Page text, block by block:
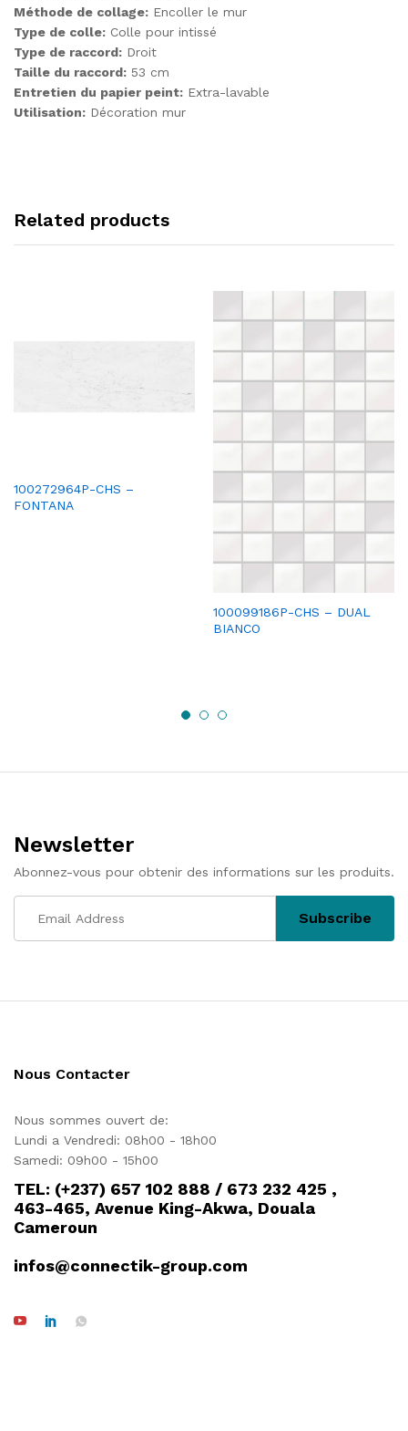
Méthode de collage: Encoller le mur
Type de colle: Colle pour intissé
Type de raccord: Droit
Taille du raccord: 53 cm
Entretien du papier peint: Extra-lavable
Utilisation: Décoration mur
Related products
100272964P-CHS –
FONTANA
100099186P-CHS – DUAL
BIANCO
Newsletter
Abonnez-vous pour obtenir des informations sur les produits.
Nous Contacter
Nous sommes ouvert de:
Lundi a Vendredi: 08h00 - 18h00
Samedi: 09h00 - 15h00
TEL: (+237) 657 102 888 / 673 232 425 ,
463-465, Avenue King-Akwa, Douala
Cameroun
infos@connectik-group.com